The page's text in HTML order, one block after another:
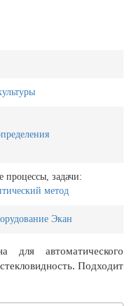
процессы, задачи:
метод
Экан
для автоматического
Подходит